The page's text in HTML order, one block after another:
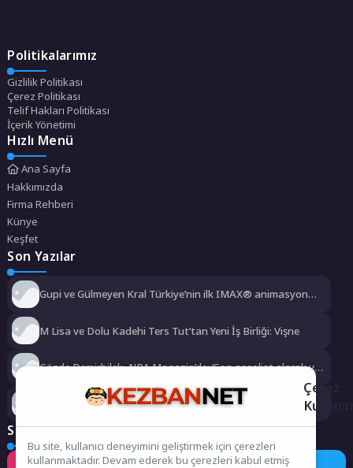
Politikalarımız
Gizlilik Politikası
Çerez Politikası
Telif Hakları Politikası
İçerik Yönetimi
Hızlı Menü
Ana Sayfa
Hakkımızda
Firma Rehberi
Künye
Keşfet
Son Yazılar
Gupi ve Gülmeyen Kral Türkiye’nin ilk IMAX® animasyon
M Lisa ve Dolu Kadehi Ters Tut’tan Yeni İş Birliği: Vişne
Gözde Demirbilek, NR1 Magazin’de: ‘Son assolist olarak var
Kayseri’de izdiham değil, rekor vardı!
Sosyal Medya
Instagram Facebook Twitter
Çerez
Bu site, kullanıcı deneyimini geliştirmek için çerezleri
kullanmaktadır. Devam ederek bu çerezleri kabul etmiş